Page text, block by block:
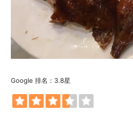
Google 排名：3.8星